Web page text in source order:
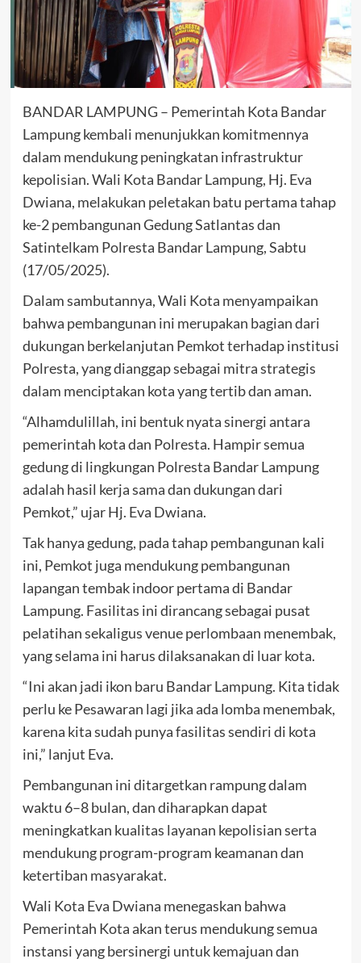
BANDAR LAMPUNG – Pemerintah Kota Bandar
Lampung kembali menunjukkan komitmennya
dalam mendukung peningkatan infrastruktur
kepolisian. Wali Kota Bandar Lampung, Hj. Eva
Dwiana, melakukan peletakan batu pertama tahap
ke-2 pembangunan Gedung Satlantas dan
Satintelkam Polresta Bandar Lampung, Sabtu
(17/05/2025).
Dalam sambutannya, Wali Kota menyampaikan
bahwa pembangunan ini merupakan bagian dari
dukungan berkelanjutan Pemkot terhadap institusi
Polresta, yang dianggap sebagai mitra strategis
dalam menciptakan kota yang tertib dan aman.
“Alhamdulillah, ini bentuk nyata sinergi antara
pemerintah kota dan Polresta. Hampir semua
gedung di lingkungan Polresta Bandar Lampung
adalah hasil kerja sama dan dukungan dari
Pemkot,” ujar Hj. Eva Dwiana.
Tak hanya gedung, pada tahap pembangunan kali
ini, Pemkot juga mendukung pembangunan
lapangan tembak indoor pertama di Bandar
Lampung. Fasilitas ini dirancang sebagai pusat
pelatihan sekaligus venue perlombaan menembak,
yang selama ini harus dilaksanakan di luar kota.
“Ini akan jadi ikon baru Bandar Lampung. Kita tidak
perlu ke Pesawaran lagi jika ada lomba menembak,
karena kita sudah punya fasilitas sendiri di kota
ini,” lanjut Eva.
Pembangunan ini ditargetkan rampung dalam
waktu 6–8 bulan, dan diharapkan dapat
meningkatkan kualitas layanan kepolisian serta
mendukung program-program keamanan dan
ketertiban masyarakat.
Wali Kota Eva Dwiana menegaskan bahwa
Pemerintah Kota akan terus mendukung semua
instansi yang bersinergi untuk kemajuan dan